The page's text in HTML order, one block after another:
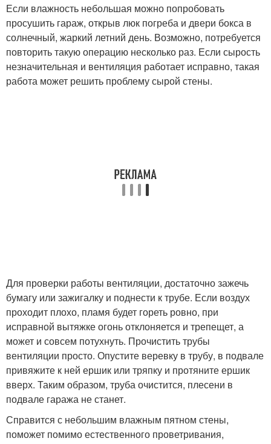
Если влажность небольшая можно попробовать
просушить гараж, открыв люк погреба и двери бокса в
солнечный, жаркий летний день. Возможно, потребуется
повторить такую операцию несколько раз. Если сырость
незначительная и вентиляция работает исправно, такая
работа может решить проблему сырой стены.
Для проверки работы вентиляции, достаточно зажечь
бумагу или зажигалку и поднести к трубе. Если воздух
проходит плохо, пламя будет гореть ровно, при
исправной вытяжке огонь отклоняется и трепещет, а
может и совсем потухнуть. Прочистить трубы
вентиляции просто. Опустите веревку в трубу, в подвале
привяжите к ней ершик или тряпку и протяните ершик
вверх. Таким образом, труба очистится, плесени в
подвале гаража не станет.
Справится с небольшим влажным пятном стены,
поможет помимо естественного проветривания,